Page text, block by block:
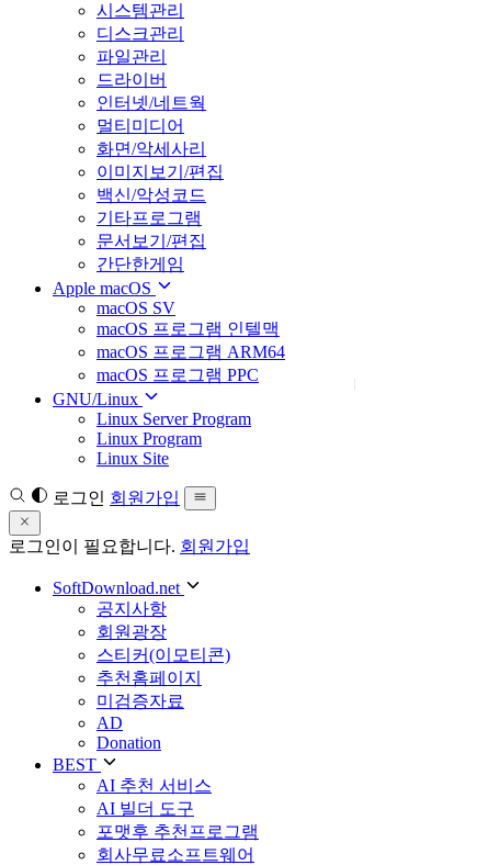
시스템관리
디스크관리
파일관리
드라이버
인터넷/네트웍
멀티미디어
화면/악세사리
이미지보기/편집
백신/악성코드
기타프로그램
문서보기/편집
간단한게임
Apple macOS
macOS SV
macOS 프로그램 인텔맥
macOS 프로그램 ARM64
macOS 프로그램 PPC
GNU/Linux
Linux Server Program
Linux Program
Linux Site
로그인 회원가입
로그인이 필요합니다. 회원가입
SoftDownload.net
공지사항
회원광장
스티커(이모티콘)
추천홈페이지
미검증자료
AD
Donation
BEST
AI 추천 서비스
AI 빌더 도구
포맷후 추천프로그램
회사무료소프트웨어